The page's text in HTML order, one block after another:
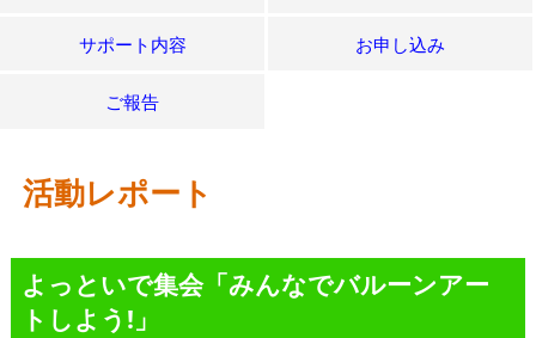
サポート内容 お申し込み
ご報告
活動レポート
よっといで集会「みんなでバルーンアー
トしよう!」